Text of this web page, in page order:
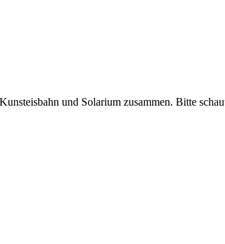
und Solarium zusammen. Bitte